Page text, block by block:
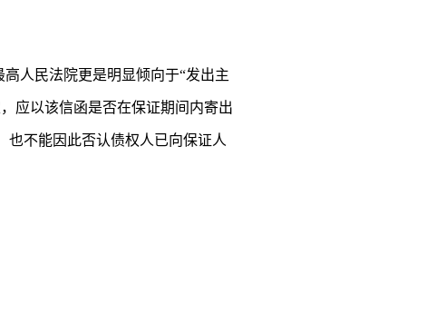
人民法院更是明显倾向于“发出主
应以该信函是否在保证期间内寄出
也不能因此否认债权人已向保证人